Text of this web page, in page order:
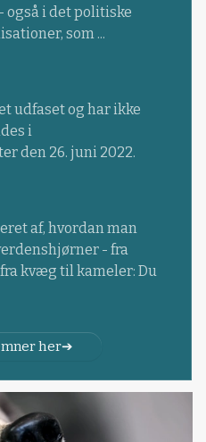
også i det politiske
som ...
udfaset og har ikke
i
den 26. juni 2022.
af, hvordan man
- fra
kvæg til kameler: Du
her